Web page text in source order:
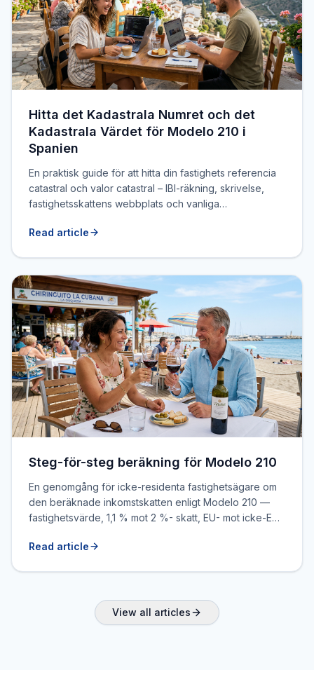
Hitta det Kadastrala Numret och det
Kadastrala Värdet för Modelo 210 i
Spanien
En praktisk guide för att hitta din fastighets referencia
catastral och valor catastral – IBI-räkning, skrivelse,
fastighetsskattens webbplats och vanliga
Read article
Steg-för-steg beräkning för Modelo 210
En genomgång för icke-residenta fastighetsägare om
den beräknade inkomstskatten enligt Modelo 210 —
fastighetsvärde, 1,1 % mot 2 %- skatt, EU- mot icke-EU-
Read article
View all articles